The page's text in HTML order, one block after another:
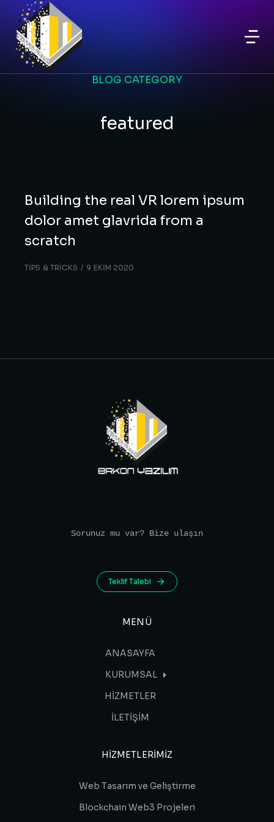
BLOG CATEGORY
featured
Building the real VR lorem ipsum
dolor amet glavrida from a
scratch
TIPS & TRICKS 9 EKIM 2020
Sorunuz mu var? Bize ulaşın
Teklif Talebi
MENÜ
ANASAYFA
KURUMSAL
HİZMETLER
İLETİŞİM
HIZMETLERIMIZ
Web Tasarım ve Geliştirme
Blockchain Web3 Projeleri